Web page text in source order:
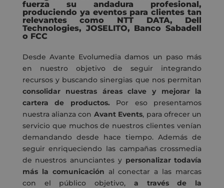
fuerza su andadura profesional,
produciendo ya eventos para clientes tan
relevantes como NTT DATA, Dell
Technologies, JOSELITO, Banco Sabadell
o FCC
Desde Avante Evolumedia damos un paso más
en nuestro objetivo de seguir integrando
recursos y buscando sinergias que nos permitan
consolidar nuestras áreas clave y mejorar la
cartera de productos. Por eso presentamos
nuestra alianza con Avant Events, para ofrecer un
servicio que muchos de nuestros clientes venían
demandando desde hace tiempo. Además de
seguir enriqueciendo las campañas crossmedia
de nuestros anunciantes y personalizar todavía
más la comunicación al conectar a las marcas
con el público objetivo, a través de la